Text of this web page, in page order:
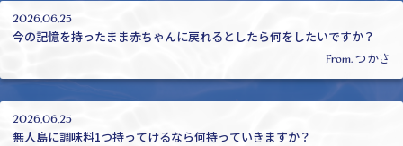
2026.06.25
今の記憶を持ったまま赤ちゃんに戻れるとしたら何をしたいですか？
From. つかさ
2026.06.25
無人島に調味料1つ持ってけるなら何持っていきますか？